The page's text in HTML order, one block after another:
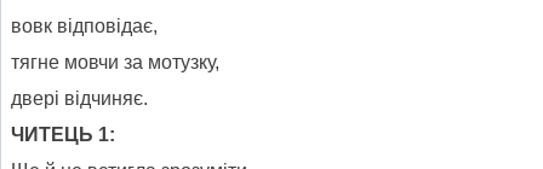
вовк відповідає,
тягне мовчи за мотузку,
двері відчиняє.
ЧИТЕЦЬ 1: